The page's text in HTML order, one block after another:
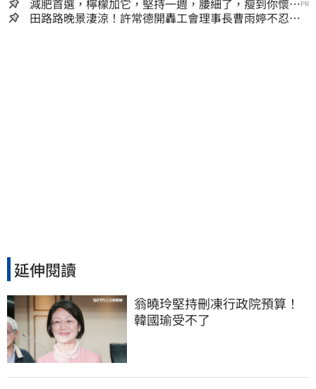
減肥首選，檸檬加它，堅持一週，腰細了，瘦到你懷疑
人生
PR
田路路晚景淒涼！許常德開轟工會理事長曹雨婷不忍
延伸閱讀
翁曉玲堅持刪凍行政院預算！
韓國瑜受不了